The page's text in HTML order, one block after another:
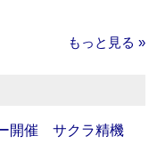
もっと見る »
開催 サクラ精機